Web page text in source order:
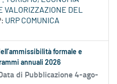
VALORIZZAZIONE DEL
URP COMUNICA
formale e
annuali 2026
di Pubblicazione 4-ago-